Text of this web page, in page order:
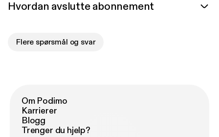
Hvordan avslutte abonnement
Flere spørsmål og svar
Om Podimo
Karrierer
Blogg
Trenger du hjelp?